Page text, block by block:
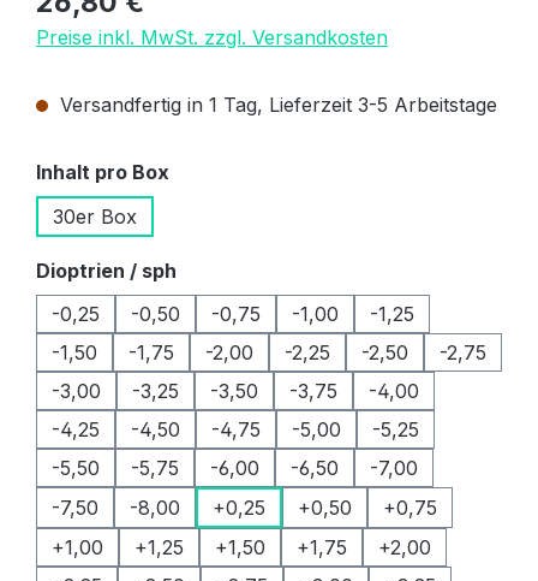
Preise inkl. MwSt. zzgl. Versandkosten
Versandfertig in 1 Tag, Lieferzeit 3-5 Arbeitstage
Inhalt pro Box
30er Box
Dioptrien / sph
-0,25
-0,50 -0,75 -1,00
-1,25
-1,50
-1,75 -2,00 -2,25 -2,50
-2,75
-3,00
-3,25 -3,50 -3,75
-4,00
-4,25
-4,50 -4,75 -5,00
-5,25
-5,50
-5,75 -6,00 -6,50
-7,00
-7,50
-8,00 +0,25 +0,50
+0,75
+1,00
+1,25 +1,50 +1,75
+2,00